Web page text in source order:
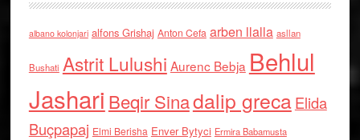
albano kolonjari alfons Grishaj Anton Cefa arben llalla asllan
Bushati Astrit Lulushi Aurenc Bebja Behlul
Jashari Beqir Sinadalip grecaElida
Buçpapaj Elmi Berisha Enver Bytyci Ermira Babamusta